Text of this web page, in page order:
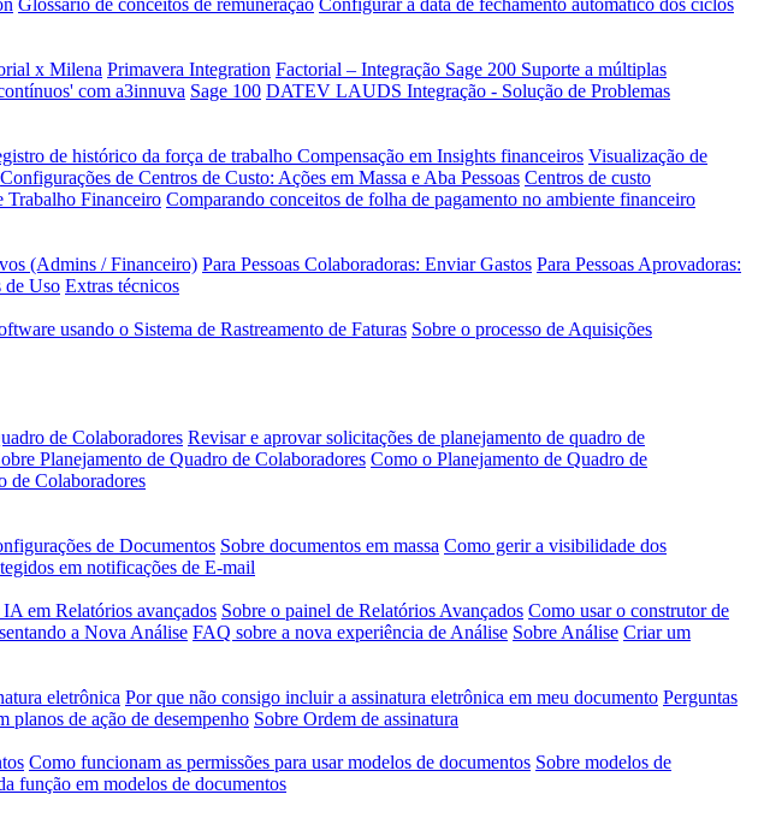
x Milena Primavera Integration Factorial – Integração Sage 200 Suporte a múltiplas
com a3innuva Sage 100 DATEV LAUDS Integração - Solução de Problemas
de histórico da força de trabalho Compensação em Insights financeiros Visualização de
Configurações de Centros de Custo: Ações em Massa e Aba Pessoas Centros de custo
Trabalho Financeiro Comparando conceitos de folha de pagamento no ambiente financeiro
(Admins / Financeiro) Para Pessoas Colaboradoras: Enviar Gastos Para Pessoas Aprovadoras:
de Uso Extras técnicos
usando o Sistema de Rastreamento de Faturas Sobre o processo de Aquisições
de Colaboradores Revisar e aprovar solicitações de planejamento de quadro de
Planejamento de Quadro de Colaboradores Como o Planejamento de Quadro de
de Colaboradores
de Documentos Sobre documentos em massa Como gerir a visibilidade dos
em notificações de E-mail
em Relatórios avançados Sobre o painel de Relatórios Avançados Como usar o construtor de
a Nova Análise FAQ sobre a nova experiência de Análise Sobre Análise Criar um
eletrônica Por que não consigo incluir a assinatura eletrônica em meu documento Perguntas
planos de ação de desempenho Sobre Ordem de assinatura
Como funcionam as permissões para usar modelos de documentos Sobre modelos de
função em modelos de documentos